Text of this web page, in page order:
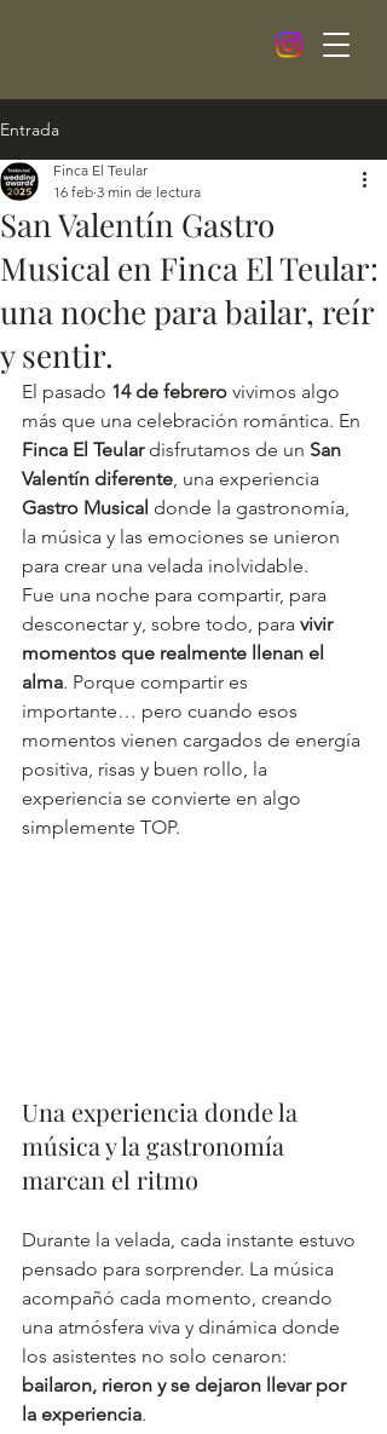
Entrada
San Valentín Gastro
Musical en Finca El Teular:
una noche para bailar, reír
y sentir.
Finca El Teular
16 feb 3 min de lectura
El pasado 14 de febrero vivimos algo
más que una celebración romántica. En
Finca El Teular disfrutamos de un San
Valentín diferente, una experiencia
Gastro Musical donde la gastronomía,
la música y las emociones se unieron
para crear una velada inolvidable.
Fue una noche para compartir, para
desconectar y, sobre todo, para vivir
momentos que realmente llenan el
alma. Porque compartir es
importante… pero cuando esos
momentos vienen cargados de energía
positiva, risas y buen rollo, la
experiencia se convierte en algo
simplemente TOP.
Una experiencia donde la
música y la gastronomía
marcan el ritmo
Durante la velada, cada instante estuvo
pensado para sorprender. La música
acompañó cada momento, creando
una atmósfera viva y dinámica donde
los asistentes no solo cenaron:
bailaron, rieron y se dejaron llevar por
la experiencia.